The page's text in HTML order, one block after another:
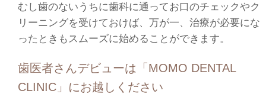
むし歯のないうちに歯科に通ってお口のチェックやク
リーニングを受けておけば、万が一、治療が必要にな
ったときもスムーズに始めることができます。
歯医者さんデビューは「MOMO DENTAL
CLINIC」にお越しください